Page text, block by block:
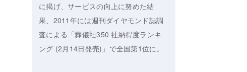
に掲げ、サービスの向上に努めた結
果、2011年には週刊ダイヤモンド誌調
査による「葬儀社350 社納得度ランキ
ング (2月14日発売)」で全国第1位に。